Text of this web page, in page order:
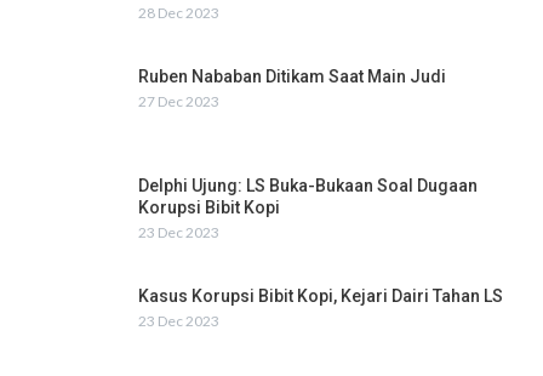
28 Dec 2023
Ruben Nababan Ditikam Saat Main Judi
27 Dec 2023
Delphi Ujung: LS Buka-Bukaan Soal Dugaan
Korupsi Bibit Kopi
23 Dec 2023
Kasus Korupsi Bibit Kopi, Kejari Dairi Tahan LS
23 Dec 2023